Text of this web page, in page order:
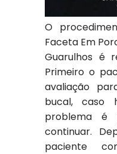
O
Faceta Em
Guarulhos é
Primeiro o
avaliação
bucal, caso
problema é
continuar.
paciente